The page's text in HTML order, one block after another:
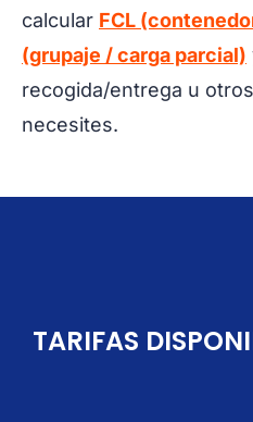
calcular FCL
(grupaje / carga parcial)
recogida/entrega u
necesites.
TARIFAS